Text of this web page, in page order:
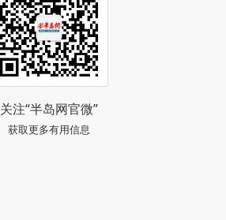
关注“半岛网官微”
获取更多有用信息